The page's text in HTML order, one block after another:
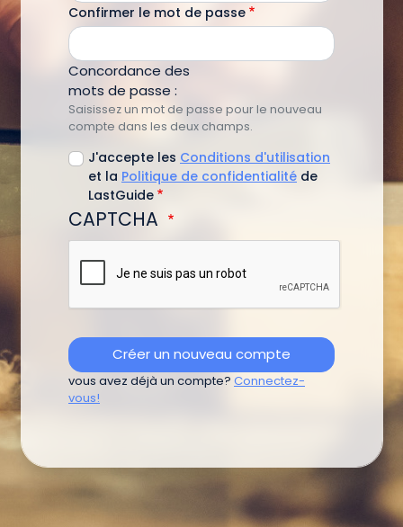
Confirmer le mot de passe
Concordance des
mots de passe :
Saisissez un mot de passe pour le nouveau
compte dans les deux champs.
J'accepte les Conditions d'utilisation
et la Politique de confidentialité de
LastGuide
CAPTCHA
vous avez déjà un compte? Connectez-
vous!